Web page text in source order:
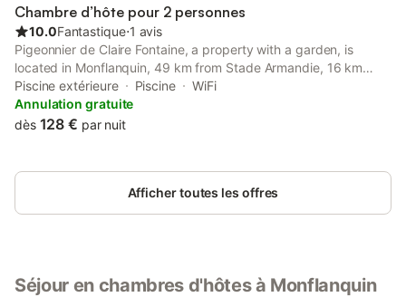
Chambre d’hôte pour 2 personnes
10.0Fantastique⋅1 avis
Pigeonnier de Claire Fontaine, a property with a garden, is
located in Monflanquin, 49 km from Stade Armandie, 16 km
from Villeneuve sur Lot Golf Club, as well as 32 km from Barthe
Golf Course.
Piscine extérieure Piscine
WiFi
Annulation gratuite
dès 128 € par nuit
Afficher toutes les offres
Séjour en chambres d'hôtes à Monflanquin